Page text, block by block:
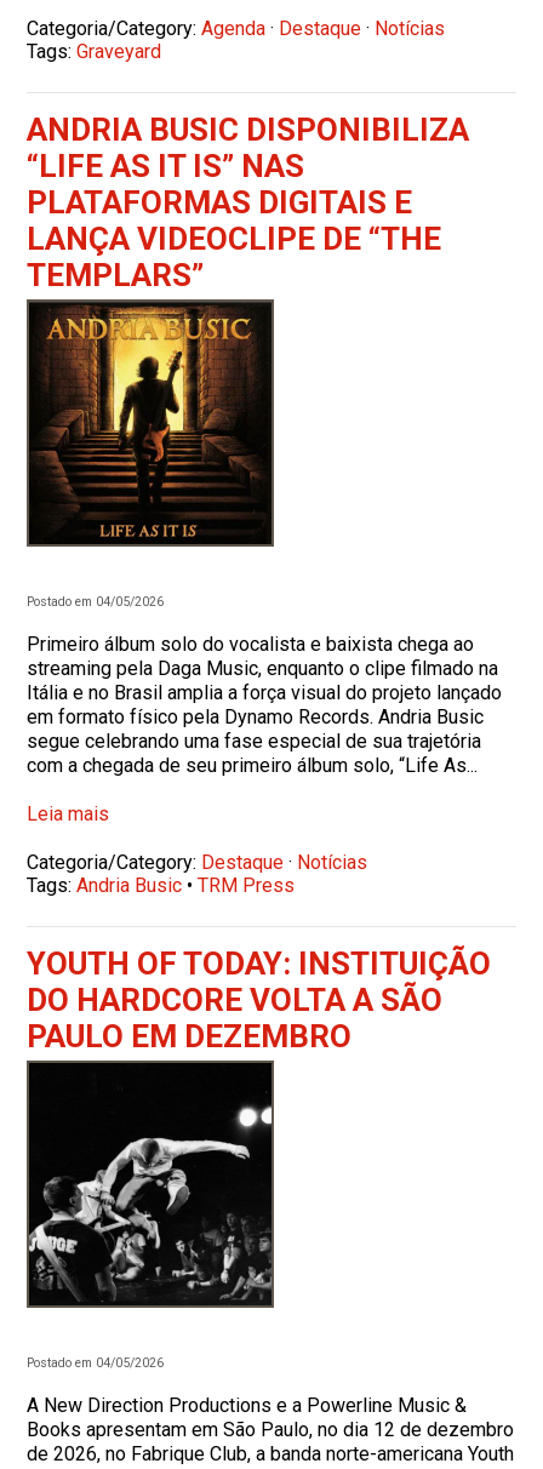
Categoria/Category:Agenda · Destaque · Notícias
Tags:Graveyard
ANDRIA BUSIC DISPONIBILIZA
“LIFE AS IT IS” NAS
PLATAFORMAS DIGITAIS E
LANÇA VIDEOCLIPE DE “THE
TEMPLARS”
Postado em 04/05/2026
Primeiro álbum solo do vocalista e baixista chega ao
streaming pela Daga Music, enquanto o clipe filmado na
Itália e no Brasil amplia a força visual do projeto lançado
em formato físico pela Dynamo Records. Andria Busic
segue celebrando uma fase especial de sua trajetória
com a chegada de seu primeiro álbum solo, “Life As...
Leia mais
Categoria/Category: Destaque · Notícias
Tags:Andria Busic •TRM Press
YOUTH OF TODAY: INSTITUIÇÃO
DO HARDCORE VOLTA A SÃO
PAULO EM DEZEMBRO
Postado em 04/05/2026
A New Direction Productions e a Powerline Music &
Books apresentam em São Paulo, no dia 12 de dezembro
de 2026, no Fabrique Club, a banda norte-americana Youth